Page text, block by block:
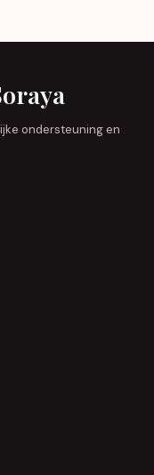
ondersteuning en